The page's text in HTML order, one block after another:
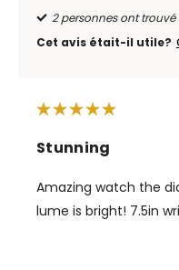
2 personnes ont trouvé
Cet avis était-il utile?
Stunning
Amazing watch the
lume is bright! 7.5in